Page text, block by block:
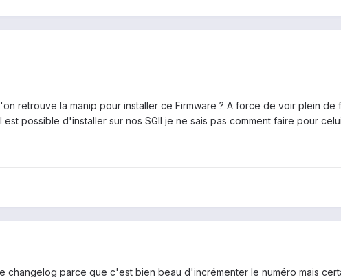
retrouve la manip pour installer ce Firmware ? A force de voir plein de
possible d'installer sur nos SGII je ne sais pas comment faire pour
changelog parce que c'est bien beau d'incrémenter le numéro mais